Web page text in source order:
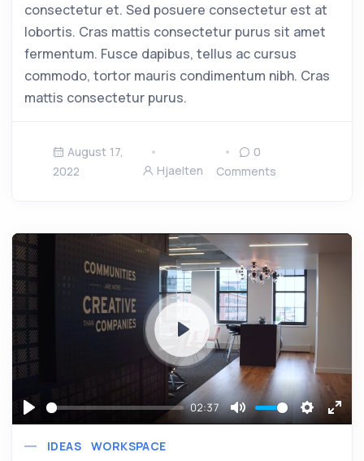
consectetur et. Sed posuere consectetur est at
lobortis. Cras mattis consectetur purus sit amet
fermentum. Fusce dapibus, tellus ac cursus
commodo, tortor mauris condimentum nibh. Cras
mattis consectetur purus.
August 17,
2022
Hjaelten
0
Comments
Play
02:37
Mute Settings
Play
IDEAS WORKSPACE